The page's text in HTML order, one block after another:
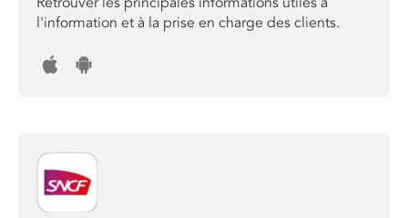
l'information et à la prise en charge des clients.